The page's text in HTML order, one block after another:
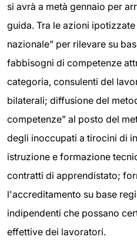
si avrà a metà gennaio per
guida. Tra le azioni
nazionale” per rilevare su
fabbisogni di competenze
categoria, consulenti del
bilaterali; diffusione del
competenze” al posto del
degli inoccupati a tirocini di
istruzione e formazione
contratti di apprendistato;
l'accreditamento su base
indipendenti che possano
effettive dei lavoratori.